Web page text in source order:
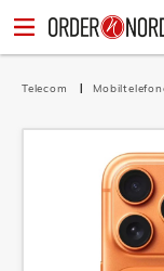
Telecom